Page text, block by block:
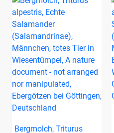
Bergmolch, Triturus